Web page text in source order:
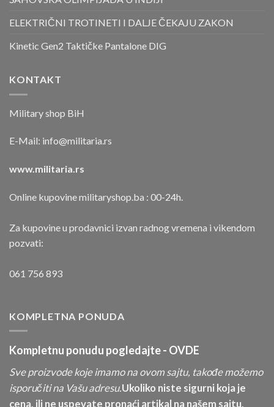
ELEKTRIČNI TROTINETI I DALJE ČEKAJU ZAKON
Kinetic Gen2 Taktičke Pantalone DIG
KONTAKT
Military shop BiH
E-Mail: info@militaria.rs
www.militaria.rs
Online kupovine militaryshop.ba : 00-24h.
Za kupovine u prodavnici izvan radnog vremena i vikendom
pozvati:
061 756 893
KOMPLETNA PONUDA
Kompletnu ponudu pogledajte - OVDE
Sve proizvode koje imamo na ovom sajtu, takođe možemo
isporučiti na Vašu adresu.Ukoliko niste sigurni koja je
cena, ili ne uspevate pronaći artikal na našem sajtu,